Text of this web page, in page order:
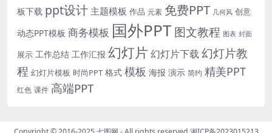
板下载 ppt设计 主题模板 作品 元素 免费PPT 几何风 创意
动态PPT模板 商务模板 国外PPT图文教程 图表 封面
展示 工作总结 工作汇报 幻灯片 幻灯片下载 幻灯片教
程 幻灯片模板 时尚PPT 格式 模板 海报 演示 简约 精美PPT
红色 课件 高端PPT